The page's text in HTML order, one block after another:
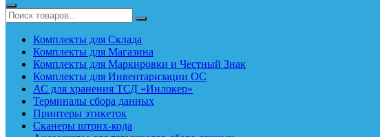
Комплекты для Склада
Комплекты для Магазина
Комплекты для Маркировки и Честный Знак
Комплекты для Инвентаризации ОС
АС для хранения ТСД «Инлокер»
Терминалы сбора данных
Принтеры этикеток
Сканеры штрих-кода